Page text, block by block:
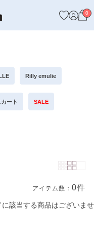
0
Rilly emulie
カート SALE
アイテム数：0件
該当する商品はございませ